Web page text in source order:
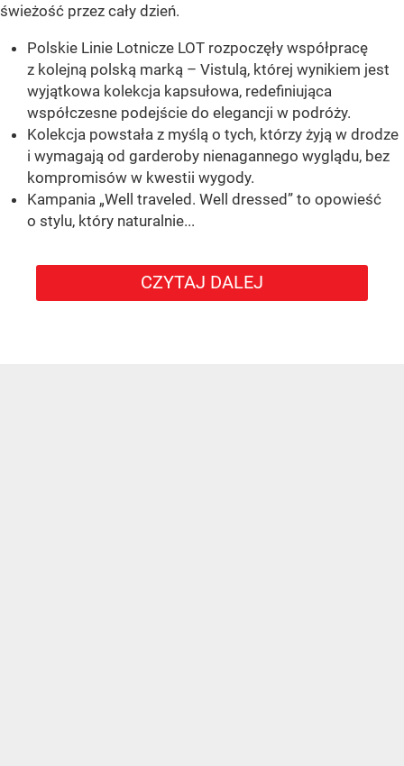
świeżość przez cały dzień.
Polskie Linie Lotnicze LOT rozpoczęły współpracę
z kolejną polską marką – Vistulą, której wynikiem jest
wyjątkowa kolekcja kapsułowa, redefiniująca
współczesne podejście do elegancji w podróży.
Kolekcja powstała z myślą o tych, którzy żyją w drodze
i wymagają od garderoby nienagannego wyglądu, bez
kompromisów w kwestii wygody.
Kampania „Well traveled. Well dressed” to opowieść
o stylu, który naturalnie...
CZYTAJ DALEJ